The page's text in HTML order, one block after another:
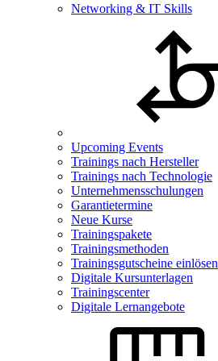
Networking & IT Skills
Upcoming Events
Trainings nach Hersteller
Trainings nach Technologie
Unternehmensschulungen
Garantietermine
Neue Kurse
Trainingspakete
Trainingsmethoden
Trainingsgutscheine einlösen
Digitale Kursunterlagen
Trainingscenter
Digitale Lernangebote